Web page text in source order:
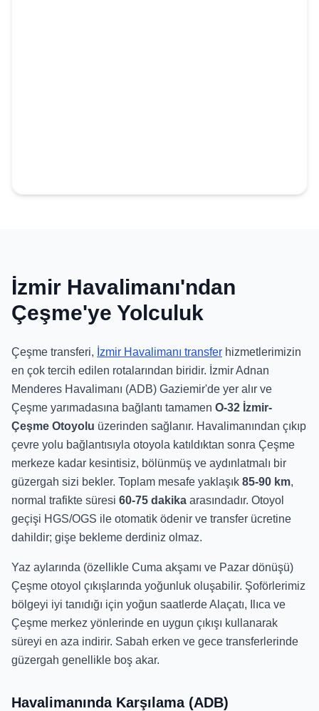
İzmir Havalimanı'ndan
Çeşme'ye Yolculuk
Çeşme transferi, İzmir Havalimanı transfer hizmetlerimizin
en çok tercih edilen rotalarından biridir. İzmir Adnan
Menderes Havalimanı (ADB) Gaziemir'de yer alır ve
Çeşme yarımadasına bağlantı tamamen O-32 İzmir-
Çeşme Otoyolu üzerinden sağlanır. Havalimanından çıkıp
çevre yolu bağlantısıyla otoyola katıldıktan sonra Çeşme
merkeze kadar kesintisiz, bölünmüş ve aydınlatmalı bir
güzergah sizi bekler. Toplam mesafe yaklaşık 85-90 km,
normal trafikte süresi 60-75 dakika arasındadır. Otoyol
geçişi HGS/OGS ile otomatik ödenir ve transfer ücretine
dahildir; gişe bekleme derdiniz olmaz.
Yaz aylarında (özellikle Cuma akşamı ve Pazar dönüşü)
Çeşme otoyol çıkışlarında yoğunluk oluşabilir. Şoförlerimiz
bölgeyi iyi tanıdığı için yoğun saatlerde Alaçatı, Ilıca ve
Çeşme merkez yönlerinde en uygun çıkışı kullanarak
süreyi en aza indirir. Sabah erken ve gece transferlerinde
güzergah genellikle boş akar.
Havalimanında Karşılama (ADB)